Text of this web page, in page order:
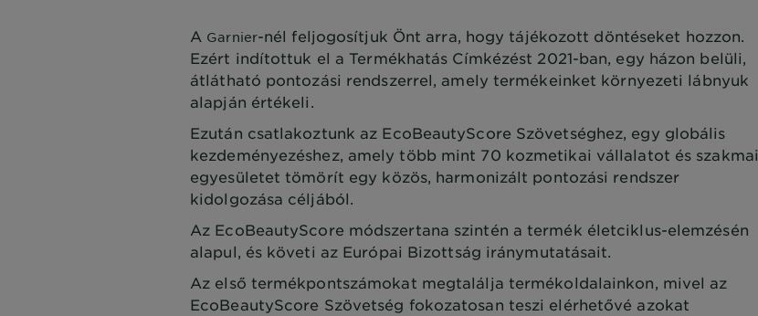
A Garnier-nél feljogosítjuk Önt arra, hogy tájékozott döntéseket hozzon.
Ezért indítottuk el a Termékhatás Címkézést 2021-ban, egy házon belüli,
átlátható pontozási rendszerrel, amely termékeinket környezeti lábnyuk
alapján értékeli.
Ezután csatlakoztunk az EcoBeautyScore Szövetséghez, egy globális
kezdeményezéshez, amely több mint 70 kozmetikai vállalatot és szakmai
egyesületet tömörít egy közös, harmonizált pontozási rendszer
kidolgozása céljából.
Az EcoBeautyScore módszertana szintén a termék életciklus-elemzésén
alapul, és követi az Európai Bizottság iránymutatásait.
Az első termékpontszámokat megtalálja termékoldalainkon, mivel az
EcoBeautyScore Szövetség fokozatosan teszi elérhetővé azokat